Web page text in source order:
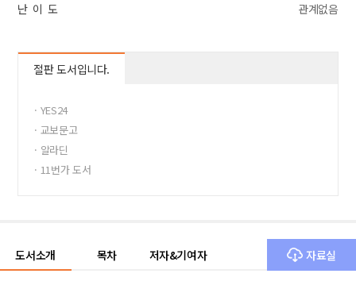
난 이 도 관계없음
절판 도서입니다.
· YES24
· 교보문고
· 알라딘
· 11번가 도서
도서소개 목차 저자&기여자 자료실